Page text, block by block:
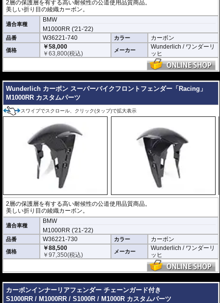
2層の保護層を有する高い耐候性の公道使用品質商品。
美しい折り目の綾織カーボン。
適合車種
BMW
M1000RR ('21-'22)
品番 W36221-740 カラー カーボン
価格
￥58,000
￥63,800(税込) メーカー
Wunderlich / ワンダーリ
ッヒ
Wunderlich カーボン スーパーバイクフロントフェンダー「Racing」
M1000RR カスタムパーツ
スワイプでスクロール、クリック(タップ)で拡大表示
2層の保護層を有する高い耐候性の公道使用品質商品。
美しい折り目の綾織カーボン。
適合車種
BMW
M1000RR ('21-'22)
品番 W36221-730 カラー カーボン
価格
￥88,500
￥97,350(税込) メーカー
Wunderlich / ワンダーリ
ッヒ
カーボンインナーリアフェンダー チェーンガード付き
S1000RR / M1000RR / S1000R / M1000R カスタムパーツ